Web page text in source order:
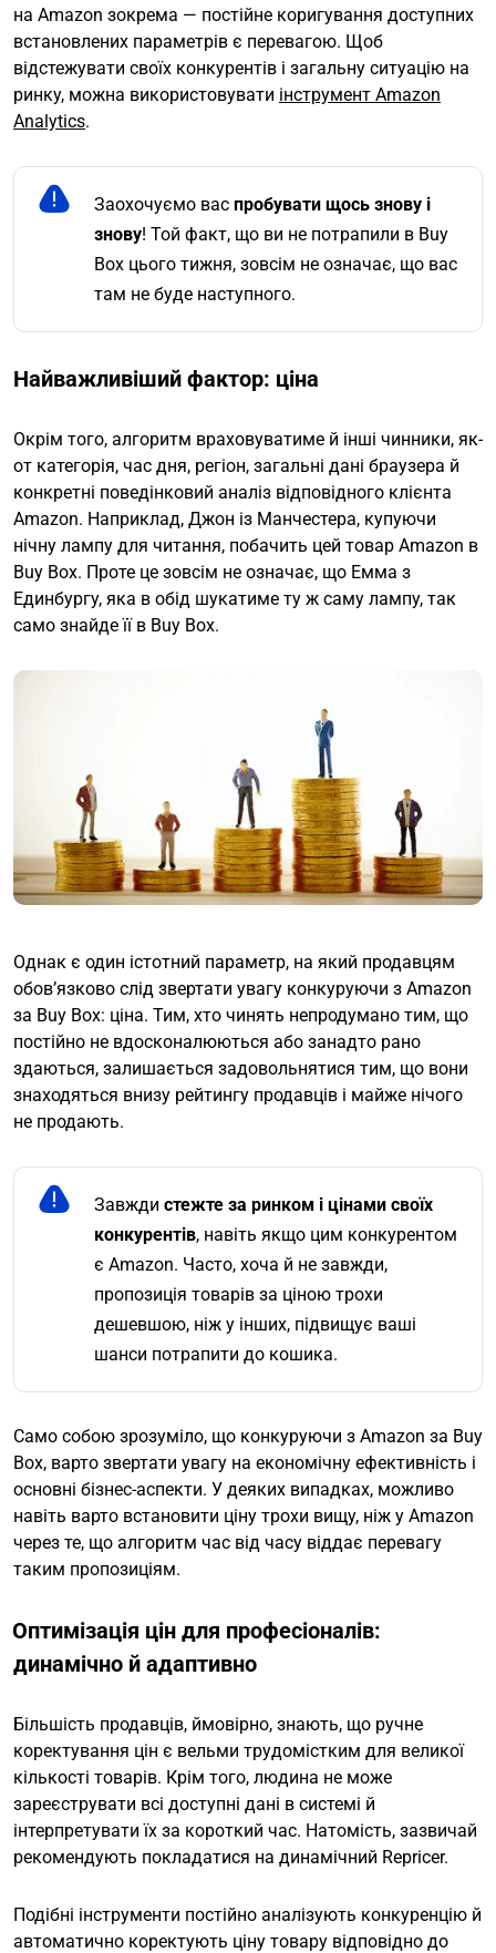
на Amazon зокрема — постійне коригування доступних
встановлених параметрів є перевагою. Щоб
відстежувати своїх конкурентів і загальну ситуацію на
ринку, можна використовувати інструмент Amazon
Analytics.
Заохочуємо вас пробувати щось знову і
знову! Той факт, що ви не потрапили в Buy
Box цього тижня, зовсім не означає, що вас
там не буде наступного.
Найважливіший фактор: ціна
Окрім того, алгоритм враховуватиме й інші чинники, як-
от категорія, час дня, регіон, загальні дані браузера й
конкретні поведінковий аналіз відповідного клієнта
Amazon. Наприклад, Джон із Манчестера, купуючи
нічну лампу для читання, побачить цей товар Amazon в
Buy Box. Проте це зовсім не означає, що Емма з
Единбургу, яка в обід шукатиме ту ж саму лампу, так
само знайде її в Buy Box.
Однак є один істотний параметр, на який продавцям
обов’язково слід звертати увагу конкуруючи з Amazon
за Buy Box: ціна. Тим, хто чинять непродумано тим, що
постійно не вдосконалюються або занадто рано
здаються, залишається задовольнятися тим, що вони
знаходяться внизу рейтингу продавців і майже нічого
не продають.
Завжди стежте за ринком і цінами своїх
конкурентів, навіть якщо цим конкурентом
є Amazon. Часто, хоча й не завжди,
пропозиція товарів за ціною трохи
дешевшою, ніж у інших, підвищує ваші
шанси потрапити до кошика.
Само собою зрозуміло, що конкуруючи з Amazon за Buy
Box, варто звертати увагу на економічну ефективність і
основні бізнес-аспекти. У деяких випадках, можливо
навіть варто встановити ціну трохи вищу, ніж у Amazon
через те, що алгоритм час від часу віддає перевагу
таким пропозиціям.
Оптимізація цін для професіоналів:
динамічно й адаптивно
Більшість продавців, ймовірно, знають, що ручне
коректування цін є вельми трудомістким для великої
кількості товарів. Крім того, людина не може
зареєструвати всі доступні дані в системі й
інтерпретувати їх за короткий час. Натомість, зазвичай
рекомендують покладатися на динамічний Repricer.
Подібні інструменти постійно аналізують конкуренцію й
автоматично коректують ціну товару відповідно до